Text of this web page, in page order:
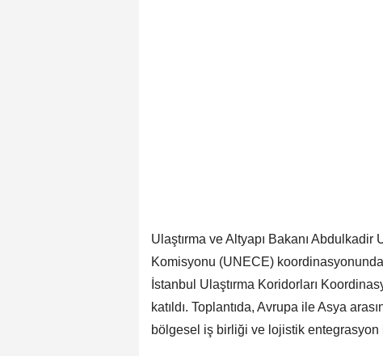
Ulaştırma ve Altyapı Bakanı
Komisyonu (UNECE)
İstanbul Ulaştırma Koridorları
katıldı. Toplantıda, Avrupa ile Asya
bölgesel iş birliği ve lojistik